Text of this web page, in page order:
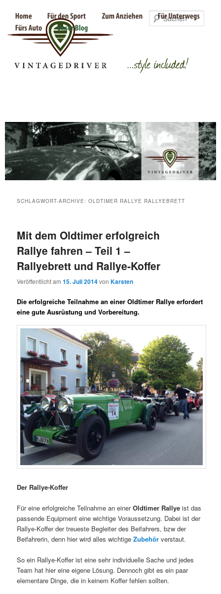
SCHLAGWORT-ARCHIVE:OLDTIMER RALLYE RALLYEBRETT
Mit dem Oldtimer erfolgreich
Rallye fahren – Teil 1 –
Rallyebrett und Rallye-Koffer
Veröffentlicht am15. Juli 2014vonKarsten
Die erfolgreiche Teilnahme an einer Oldtimer Rallye erfordert
eine gute Ausrüstung und Vorbereitung.
Der Rallye-Koffer
Für eine erfolgreiche Teilnahme an einerOldtimer Rallye ist das
passende Equipment eine wichtige Voraussetzung. Dabei ist der
Rallye-Koffer der treueste Begleiter des Beifahrers, bzw der
Beifahrerin, denn hier wird alles wichtigeZubehör verstaut.
So ein Rallye-Koffer ist eine sehr individuelle Sache und jedes
Team hat hier eine eigene Lösung. Dennoch gibt es ein paar
elementare Dinge, die in keinem Koffer fehlen sollten.